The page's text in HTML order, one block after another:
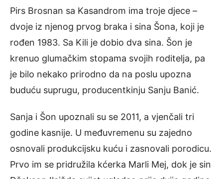
Pirs Brosnan sa Kasandrom ima troje djece –
dvoje iz njenog prvog braka i sina Šona, koji je
rođen 1983. Sa Kili je dobio dva sina. Šon je
krenuo glumačkim stopama svojih roditelja, pa
je bilo nekako prirodno da na poslu upozna
buduću suprugu, producentkinju Sanju Banić.
Sanja i Šon upoznali su se 2011, a vjenčali tri
godine kasnije. U međuvremenu su zajedno
osnovali produkcijsku kuću i zasnovali porodicu.
Prvo im se pridružila kćerka Marli Mej, dok je sin